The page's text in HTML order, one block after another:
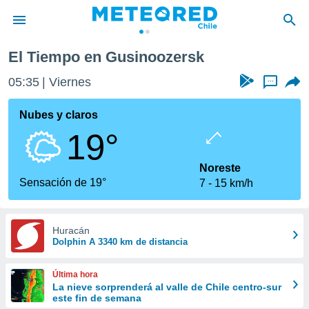
de
por
que se
calidad.
a este
las
y
forma
digital
basada
El Tiempo en Gusinoozersk
05:35 Viernes ...
Nubes y claros
19°
Sensación de 19°
Noreste
7
15 km/h
Huracán
Dolphin A 3340 km de distancia
Última hora
La nieve sorprenderá al valle de Chile centro-sur
este fin de semana